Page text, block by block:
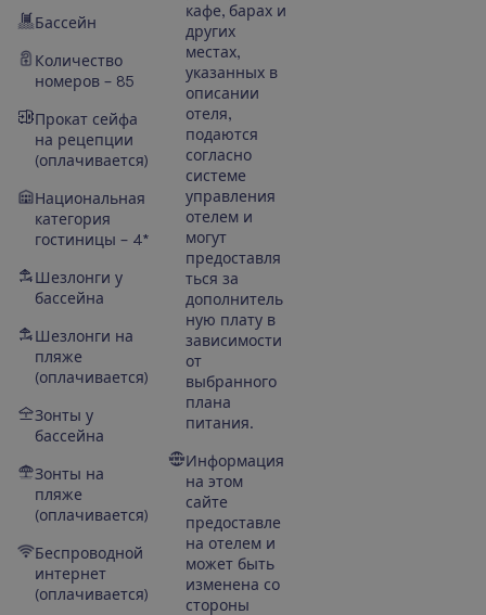
Бассейн
Количество
номеров – 85
Прокат сейфа
на рецепции
(оплачивается)
Национальная
категория
гостиницы – 4*
Шезлонги у
бассейна
Шезлонги на
пляже
(оплачивается)
Зонты у
бассейна
Зонты на
пляже
(оплачивается)
Беспроводной
интернет
(оплачивается)
кафе, барах и
других
местах,
указанных в
описании
отеля,
подаются
согласно
системе
управления
отелем и
могут
предоставля
ться за
дополнитель
ную плату в
зависимости
от
выбранного
плана
питания.
Информация
на этом
сайте
предоставле
на отелем и
может быть
изменена со
стороны